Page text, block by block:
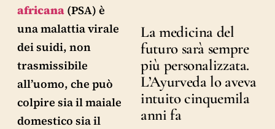
africana(PSA) è
una malattia virale
dei suidi, non
trasmissibile
all’uomo, che può
colpire sia il maiale
domestico sia il
La medicina del
futuro sarà sempre
più personalizzata.
L’Ayurveda lo aveva
intuito cinquemila
anni fa